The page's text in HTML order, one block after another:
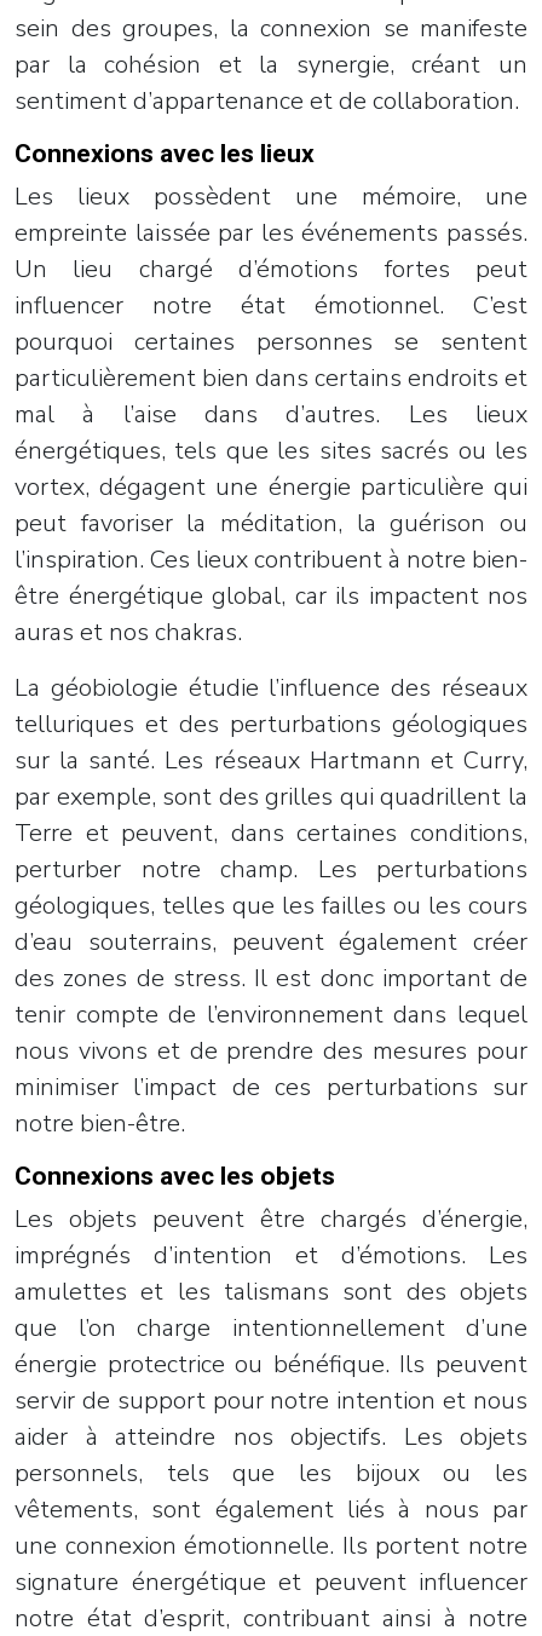
sein des groupes, la connexion se manifeste
par la cohésion et la synergie, créant un
sentiment d’appartenance et de collaboration.
Connexions avec les lieux
Les lieux possèdent une mémoire, une
empreinte laissée par les événements passés.
Un lieu chargé d’émotions fortes peut
influencer notre état émotionnel. C’est
pourquoi certaines personnes se sentent
particulièrement bien dans certains endroits et
mal à l’aise dans d’autres. Les lieux
énergétiques, tels que les sites sacrés ou les
vortex, dégagent une énergie particulière qui
peut favoriser la méditation, la guérison ou
l’inspiration. Ces lieux contribuent à notre bien-
être énergétique global, car ils impactent nos
auras et nos chakras.
La géobiologie étudie l’influence des réseaux
telluriques et des perturbations géologiques
sur la santé. Les réseaux Hartmann et Curry,
par exemple, sont des grilles qui quadrillent la
Terre et peuvent, dans certaines conditions,
perturber notre champ. Les perturbations
géologiques, telles que les failles ou les cours
d’eau souterrains, peuvent également créer
des zones de stress. Il est donc important de
tenir compte de l’environnement dans lequel
nous vivons et de prendre des mesures pour
minimiser l’impact de ces perturbations sur
notre bien-être.
Connexions avec les objets
Les objets peuvent être chargés d’énergie,
imprégnés d’intention et d’émotions. Les
amulettes et les talismans sont des objets
que l’on charge intentionnellement d’une
énergie protectrice ou bénéfique. Ils peuvent
servir de support pour notre intention et nous
aider à atteindre nos objectifs. Les objets
personnels, tels que les bijoux ou les
vêtements, sont également liés à nous par
une connexion émotionnelle. Ils portent notre
signature énergétique et peuvent influencer
notre état d’esprit, contribuant ainsi à notre